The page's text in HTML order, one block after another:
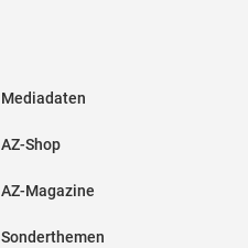
Mediadaten
AZ-Shop
AZ-Magazine
Sonderthemen